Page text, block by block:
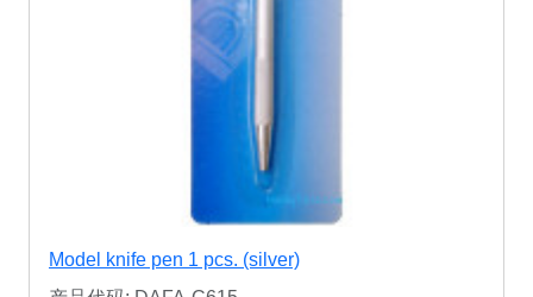
Model knife pen 1 pcs. (silver)